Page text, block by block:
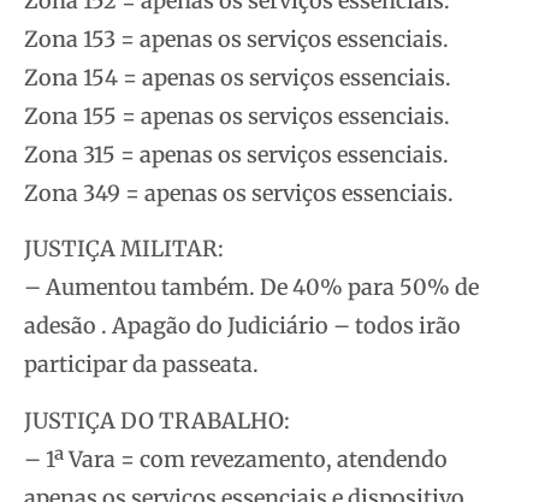
Zona 153 = apenas os serviços essenciais.
Zona 154 = apenas os serviços essenciais.
Zona 155 = apenas os serviços essenciais.
Zona 315 = apenas os serviços essenciais.
Zona 349 = apenas os serviços essenciais.
JUSTIÇA MILITAR:
– Aumentou também. De 40% para 50% de
adesão . Apagão do Judiciário – todos irão
participar da passeata.
JUSTIÇA DO TRABALHO:
– 1ª Vara = com revezamento, atendendo